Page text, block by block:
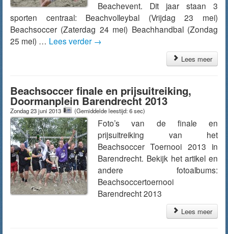
Beachevent. Dit jaar staan 3
sporten centraal: Beachvolleybal (Vrijdag 23 mei)
Beachsoccer (Zaterdag 24 mei) Beachhandbal (Zondag
25 mei) … Lees verder →
Lees meer
Beachsoccer finale en prijsuitreiking,
Doormanplein Barendrecht 2013
Zondag 23 juni 2013 (Gemiddelde leestijd: 6 sec)
Foto’s van de finale en
prijsuitreiking van het
Beachsoccer Toernooi 2013 in
Barendrecht. Bekijk het artikel en
andere fotoalbums:
Beachsoccertoernooi
Barendrecht 2013
Lees meer